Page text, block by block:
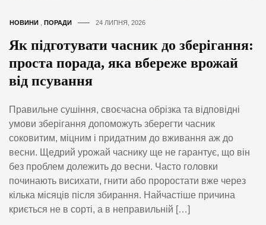
НОВИНИ ПОРАДИ 24 ЛИПНЯ, 2026
Як підготувати часник до зберігання:
проста порада, яка вбереже врожай
від псування
Правильне сушіння, своєчасна обрізка та відповідні
умови зберігання допоможуть зберегти часник
соковитим, міцним і придатним до вживання аж до
весни. Щедрий урожай часнику ще не гарантує, що він
без проблем долежить до весни. Часто головки
починають висихати, гнити або проростати вже через
кілька місяців після збирання. Найчастіше причина
криється не в сорті, а в неправильній […]